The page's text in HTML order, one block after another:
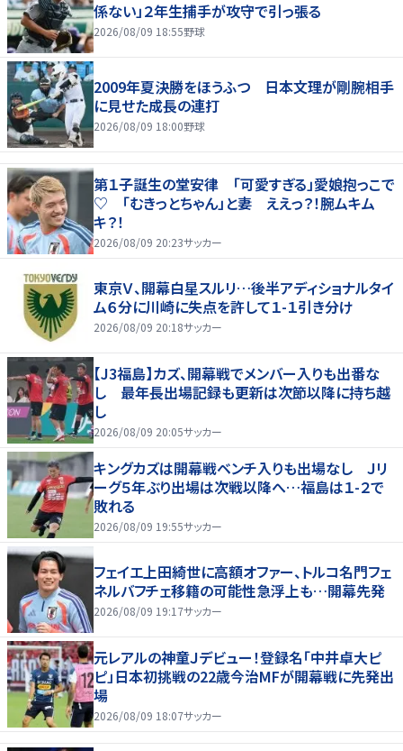
係ない」２年生捕手が攻守で引っ張る
2026/08/09 18:55野球
2009年夏決勝をほうふつ 日本文理が剛腕相手
に見せた成長の連打
2026/08/09 18:00野球
第１子誕生の堂安律 「可愛すぎる」愛娘抱っこで
♡ 「むきっとちゃん」と妻 ええっ？！腕ムキム
キ？！
2026/08/09 20:23サッカー
東京Ｖ、開幕白星スルリ…後半アディショナルタイ
ム６分に川崎に失点を許して１-１引き分け
2026/08/09 20:18サッカー
【J3福島】カズ、開幕戦でメンバー入りも出番な
し 最年長出場記録も更新は次節以降に持ち越
し
2026/08/09 20:05サッカー
キングカズは開幕戦ベンチ入りも出場なし Ｊリ
ーグ５年ぶり出場は次戦以降へ…福島は１-２で
敗れる
2026/08/09 19:55サッカー
フェイエ上田綺世に高額オファー、トルコ名門フェ
ネルバフチェ移籍の可能性急浮上も…開幕先発
2026/08/09 19:17サッカー
元レアルの神童Ｊデビュー！登録名「中井卓大ピ
ピ」日本初挑戦の22歳今治MFが開幕戦に先発出
場
2026/08/09 18:07サッカー